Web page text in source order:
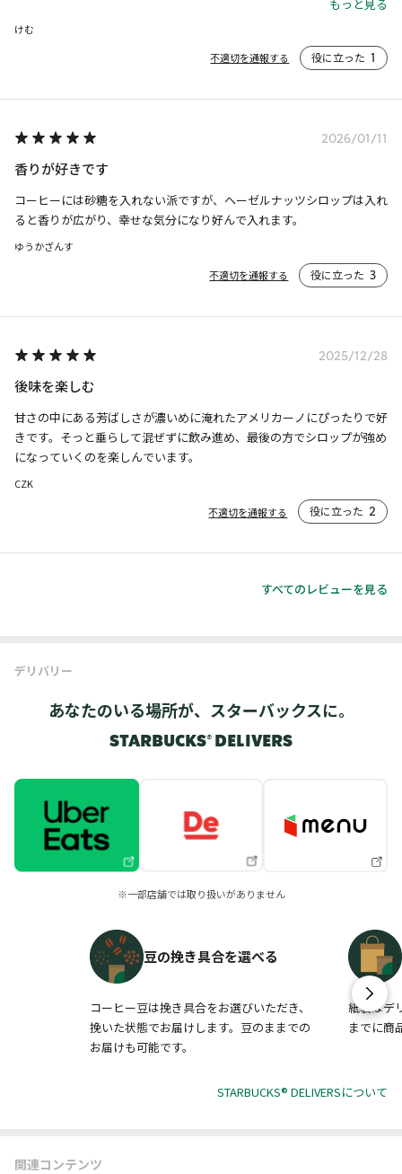
ただ、あまり認知されていないのか、
残念でした。（製造から11か月経過）
もっと見る
けむ
不適切を通報する 役に立った 1
2026/01/11
香りが好きです
コーヒーには砂糖を入れない派ですが、ヘーゼルナッツシロップは入れ
ると香りが広がり、幸せな気分になり好んで入れます。
ゆうかざんす
不適切を通報する 役に立った 3
2025/12/28
後味を楽しむ
甘さの中にある芳ばしさが濃いめに淹れたアメリカーノにぴったりで好
きです。そっと垂らして混ぜずに飲み進め、最後の方でシロップが強め
になっていくのを楽しんでいます。
CZK
不適切を通報する 役に立った 2
すべてのレビューを見る
デリバリー
あなたのいる場所が、スターバックスに。
STARBUCKS® DELIVERS
※一部店舗では取り扱いがありません
豆の挽き具合を選べる
コーヒー豆は挽き具合をお選びいただき、
挽いた状態でお届けします。豆のままでの
お届けも可能です。
紙袋はデ
までに商
STARBUCKS® DELIVERSについて
関連コンテンツ